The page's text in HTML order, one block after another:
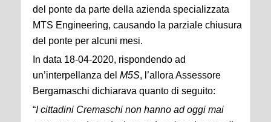
del ponte da parte della azienda specializzata
MTS Engineering, causando la parziale chiusura
del ponte per alcuni mesi.
In data 18-04-2020, rispondendo ad
un’interpellanza del M5S, l’allora Assessore
Bergamaschi dichiarava quanto di seguito:
“I cittadini Cremaschi non hanno ad oggi mai